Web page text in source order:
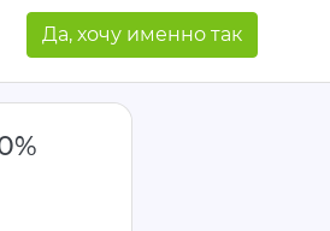
Да, хочу именно так